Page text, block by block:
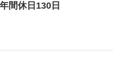
間休日130日